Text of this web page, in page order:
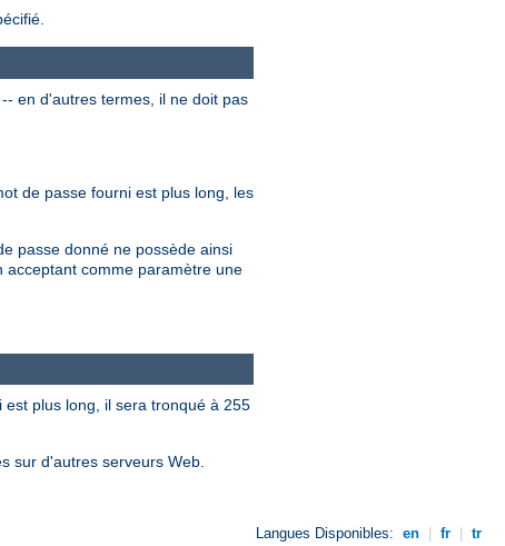
en d'autres termes, il ne doit pas
de passe fourni est plus long, les
passe donné ne possède ainsi
acceptant comme paramètre une
plus long, il sera tronqué à 255
sur d'autres serveurs Web.
Langues Disponibles: en fr tr